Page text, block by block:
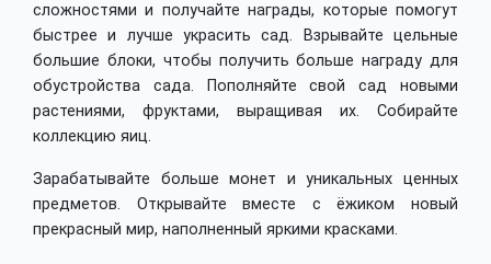
сложностями и получайте награды, которые помогут
быстрее и лучше украсить сад. Взрывайте цельные
большие блоки, чтобы получить больше награду для
обустройства сада. Пополняйте свой сад новыми
растениями, фруктами, выращивая их. Собирайте
коллекцию яиц.
Зарабатывайте больше монет и уникальных ценных
предметов. Открывайте вместе с ёжиком новый
прекрасный мир, наполненный яркими красками.